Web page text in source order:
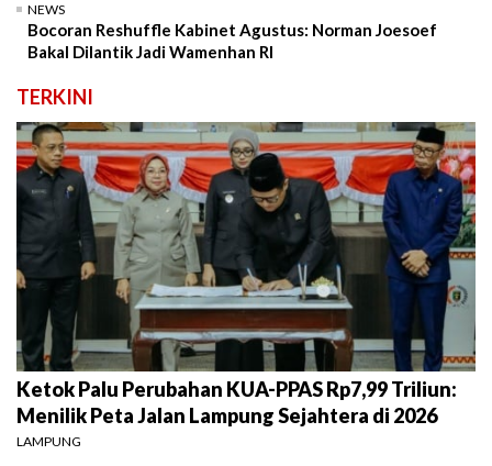
NEWS
Bocoran Reshuffle Kabinet Agustus: Norman Joesoef
Bakal Dilantik Jadi Wamenhan RI
TERKINI
Ketok Palu Perubahan KUA-PPAS Rp7,99 Triliun:
Menilik Peta Jalan Lampung Sejahtera di 2026
LAMPUNG